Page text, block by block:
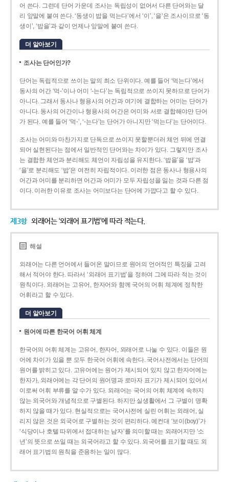
어 쓴다. 그런데 단어 가운데 조사는 독립성이 없어서 다른 단어와는 달
리 앞말에 붙여 쓴다. ‘동생이 밥을 먹는다’에서 ‘이’, ‘을’은 조사이므로 ‘동
생이’, ‘밥을’과 같이 언제나 앞말에 붙여 쓴다.
더 알아보기
조사는 단어인가?
단어는 독립적으로 쓰이는 말의 최소 단위이다. 예를 들어 ‘먹는다’에서
동사의 어간 ‘먹-­’이나 어미 ‘­-는다’는 독립적으로 쓰이지 못하므로 단어가
아니다. 그래서 동사나 형용사의 어간과 여기에 결합하는 어미는 단어가
아니다. 동사의 어간이나 형용사의 어간은 어미와 서로 결합해야만 단어
가 된다. 예를 들어 ‘먹-’, ‘-는다’는 단어가 아니지만 ‘먹는다’는 단어이다.
조사는 어미와 마찬가지로 단독으로 쓰이지 못할뿐더러 체언 뒤에 연결
되어 실현된다는 점에서 일반적인 단어와는 차이가 있다. 그렇지만 조사
는 결합한 체언과 분리해도 체언이 자립성을 유지한다. ‘밥을’을 ‘밥’과
‘을’로 분리해도 ‘밥’은 여전히 자립적이다. 이러한 점은 동사나 형용사의
어간과 어미를 분리하면 어간과 어미가 모두 자립성을 잃는 것과 다른 점
이다. 이러한 이유로 조사는 어미보다는 단어에 가깝다고 할 수 있다.
제3항 외래어는 ‘외래어 표기법’에 따라 적는다.
해설
외래어는 다른 언어에서 들어온 말이므로 원어의 언어적인 특징을 고려
해서 적어야 한다. 따라서 ‘외래어 표기법’을 정하여 그에 따라 적는 것이
원칙이다. 외래어는 고유어, 한자어와 함께 국어의 어휘 체계에 정착한
어휘라고 할 수 있다.
더 알아보기
원어에 따른 한국어 어휘 체계
한국어의 어휘 체계는 고유어, 한자어, 외래어로 나눌 수 있다. 이들은 원
어에 차이가 있을 뿐 모두 한국어 어휘에 속한다. 국어사전에서는 단어의
원어를 밝히고 있다. 고유어에는 원어가 제시되어 있지 않고 한자어에는
한자가, 외래어에는 각 단어의 원어명과 로마자 표기가 제시되어 있어서
이로써 어휘 부류를 알 수가 있다. 외래어는 국어의 어휘 체계에 속하지
않는 외국어와 개념적으로 구별된다. 하지만 실생활에서 그 구별이 명확
하지 않을 때가 있다. 현실적으로는 국어사전에 실린 어휘는 외래어, 실
리지 않은 것은 외국어로 구별하는 것이 편리하다. 예컨대 ‘보이(boy)’가
‘식당이나 호텔 따위에서 접대하는 남자’를 의미할 때는 외래어지만 ‘소
년’의 뜻으로 쓰일 때는 외국어라고 할 수 있다. 외국어를 표기할 때도 외
래어 표기법의 원칙을 준용하는 일이 많다.